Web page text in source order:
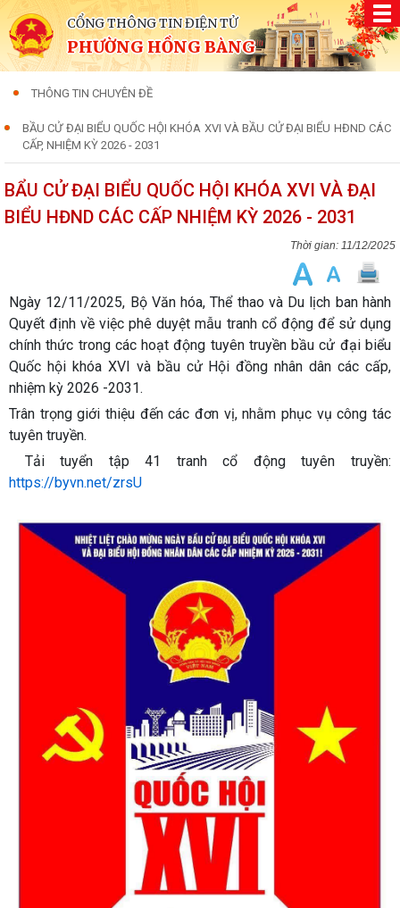
CỔNG THÔNG TIN ĐIỆN TỬ
PHƯỜNG HỒNG BÀNG
THÔNG TIN CHUYÊN ĐỀ
BẦU CỬ ĐẠI BIỂU QUỐC HỘI KHÓA XVI VÀ BẦU CỬ ĐẠI BIỂU HĐND CÁC
CẤP, NHIỆM KỲ 2026 - 2031
BẨU CỬ ĐẠI BIỂU QUỐC HỘI KHÓA XVI VÀ ĐẠI
BIỂU HĐND CÁC CẤP NHIỆM KỲ 2026 - 2031
11/12/2025
Ngày 12/11/2025, Bộ Văn hóa, Thể thao và Du lịch ban hành
Quyết định về việc phê duyệt mẫu tranh cổ động để sử dụng
chính thức trong các hoạt động tuyên truyền bầu cử đại biểu
Quốc hội khóa XVI và bầu cử Hội đồng nhân dân các cấp,
nhiệm kỳ 2026 -2031.
Trân trọng giới thiệu đến các đơn vị, nhằm phục vụ công tác
tuyên truyền.
Tải tuyển tập 41 tranh cổ động tuyên truyền:
https://byvn.net/zrsU